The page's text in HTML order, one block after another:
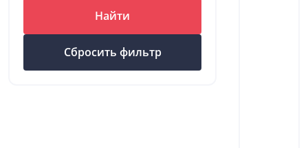
Найти
Сбросить фильтр